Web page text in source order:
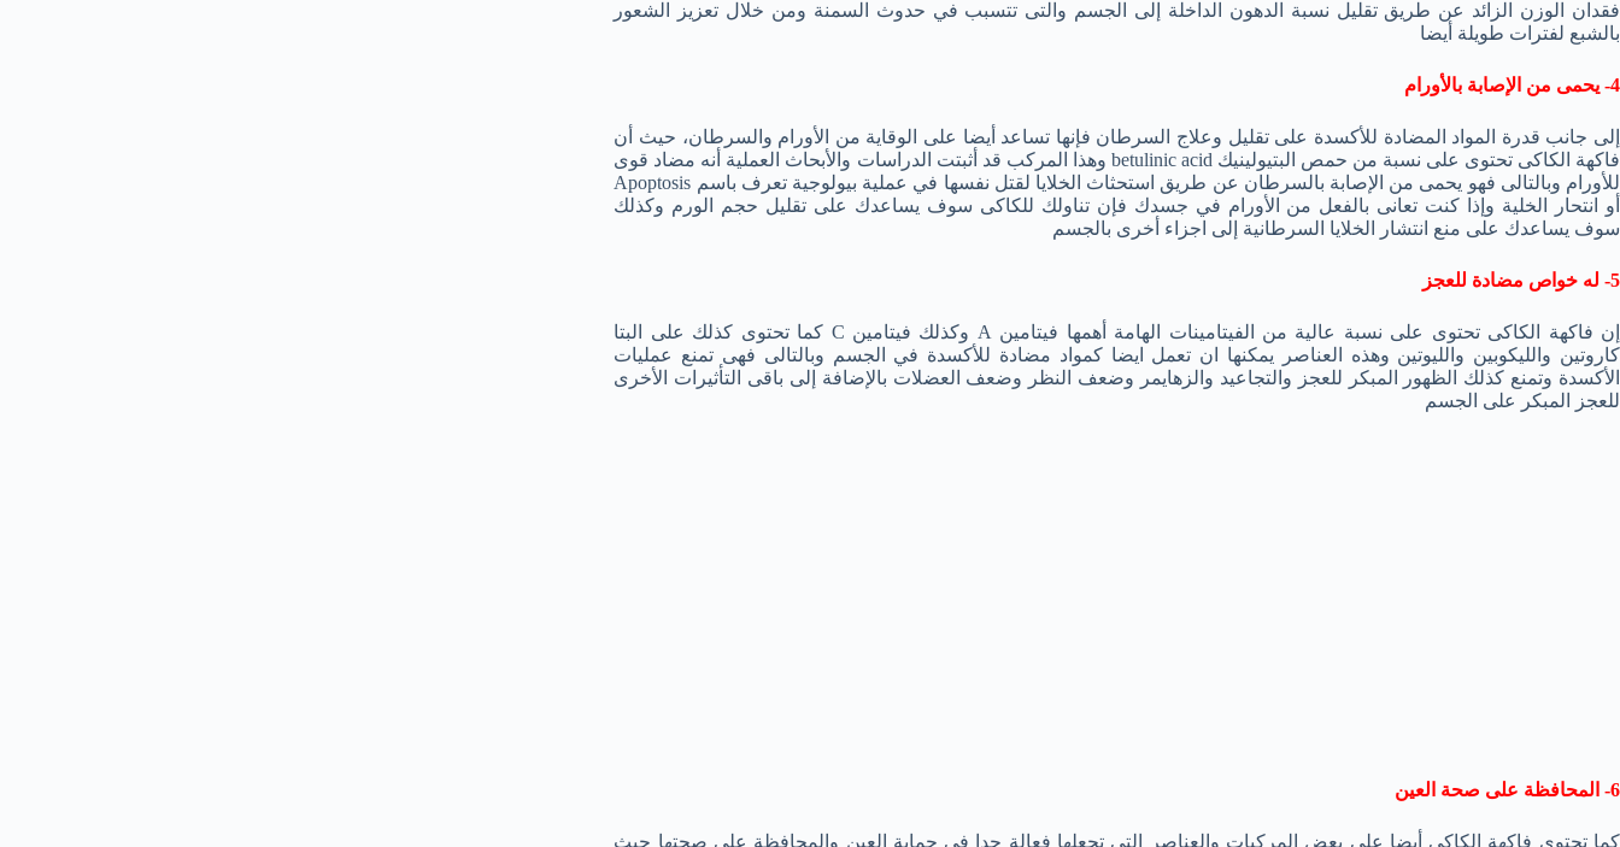
فقدان الوزن الزائد عن طريق تقليل نسبة الدهون الداخلة إلى الجسم والتى تتسبب في حدوث السمنة ومن خلال تعزيز الشعور
بالشبع لفترات طويلة أيضا
4- يحمى من الإصابة بالأورام
إلى جانب قدرة المواد المضادة للأكسدة على تقليل وعلاج السرطان فإنها تساعد أيضا على الوقاية من الأورام والسرطان، حيث أن
فاكهة الكاكى تحتوى على نسبة من حمص البتيولينيك betulinic acid وهذا المركب قد أثبتت الدراسات والأبحاث العملية أنه مضاد قوى
للأورام وبالتالى فهو يحمى من الإصابة بالسرطان عن طريق استحثاث الخلايا لقتل نفسها في عملية بيولوجية تعرف باسم Apoptosis
أو انتحار الخلية وإذا كنت تعانى بالفعل من الأورام في جسدك فإن تناولك للكاكى سوف يساعدك على تقليل حجم الورم وكذلك
سوف يساعدك على منع انتشار الخلايا السرطانية إلى اجزاء أخرى بالجسم
5- له خواص مضادة للعجز
إن فاكهة الكاكى تحتوى على نسبة عالية من الفيتامينات الهامة أهمها فيتامين A وكذلك فيتامين C كما تحتوى كذلك على البتا
كاروتين والليكوبين والليوتين وهذه العناصر يمكنها ان تعمل ايضا كمواد مضادة للأكسدة في الجسم وبالتالى فهى تمنع عمليات
الأكسدة وتمنع كذلك الظهور المبكر للعجز والتجاعيد والزهايمر وضعف النظر وضعف العضلات بالإضافة إلى باقى التأثيرات الأخرى
للعجز المبكر على الجسم
6- المحافظة على صحة العين
كما تحتوى فاكهة الكاكى أيضا على بعض المركبات والعناصر التى تجعلها فعالة جدا في حماية العين والمحافظة على صحتها حيث